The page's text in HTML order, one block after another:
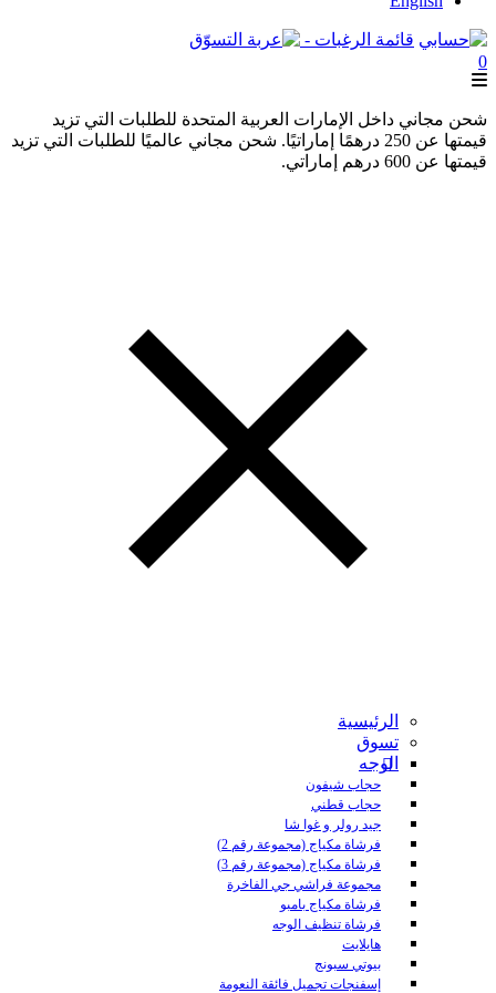
قائمة الرغبات -
0
شحن مجاني داخل الإمارات العربية المتحدة للطلبات التي تزيد
قيمتها عن 250 درهمًا إماراتيًا. شحن مجاني عالميًا للطلبات التي تزيد
قيمتها عن 600 درهم إماراتي.
الرئيسية
تسوق
الوجه
حجاب شيفون
حجاب قطني
جيد رولر و غوا شا
فرشاة مكياج (مجموعة رقم 2)
فرشاة مكياج (مجموعة رقم 3)
مجموعة فراشي جي الفاخرة
فرشاة مكياج بامبو
فرشاة تنظيف الوجه
هايلايت
بيوتي سبونج
إسفنجات تجميل فائقة النعومة